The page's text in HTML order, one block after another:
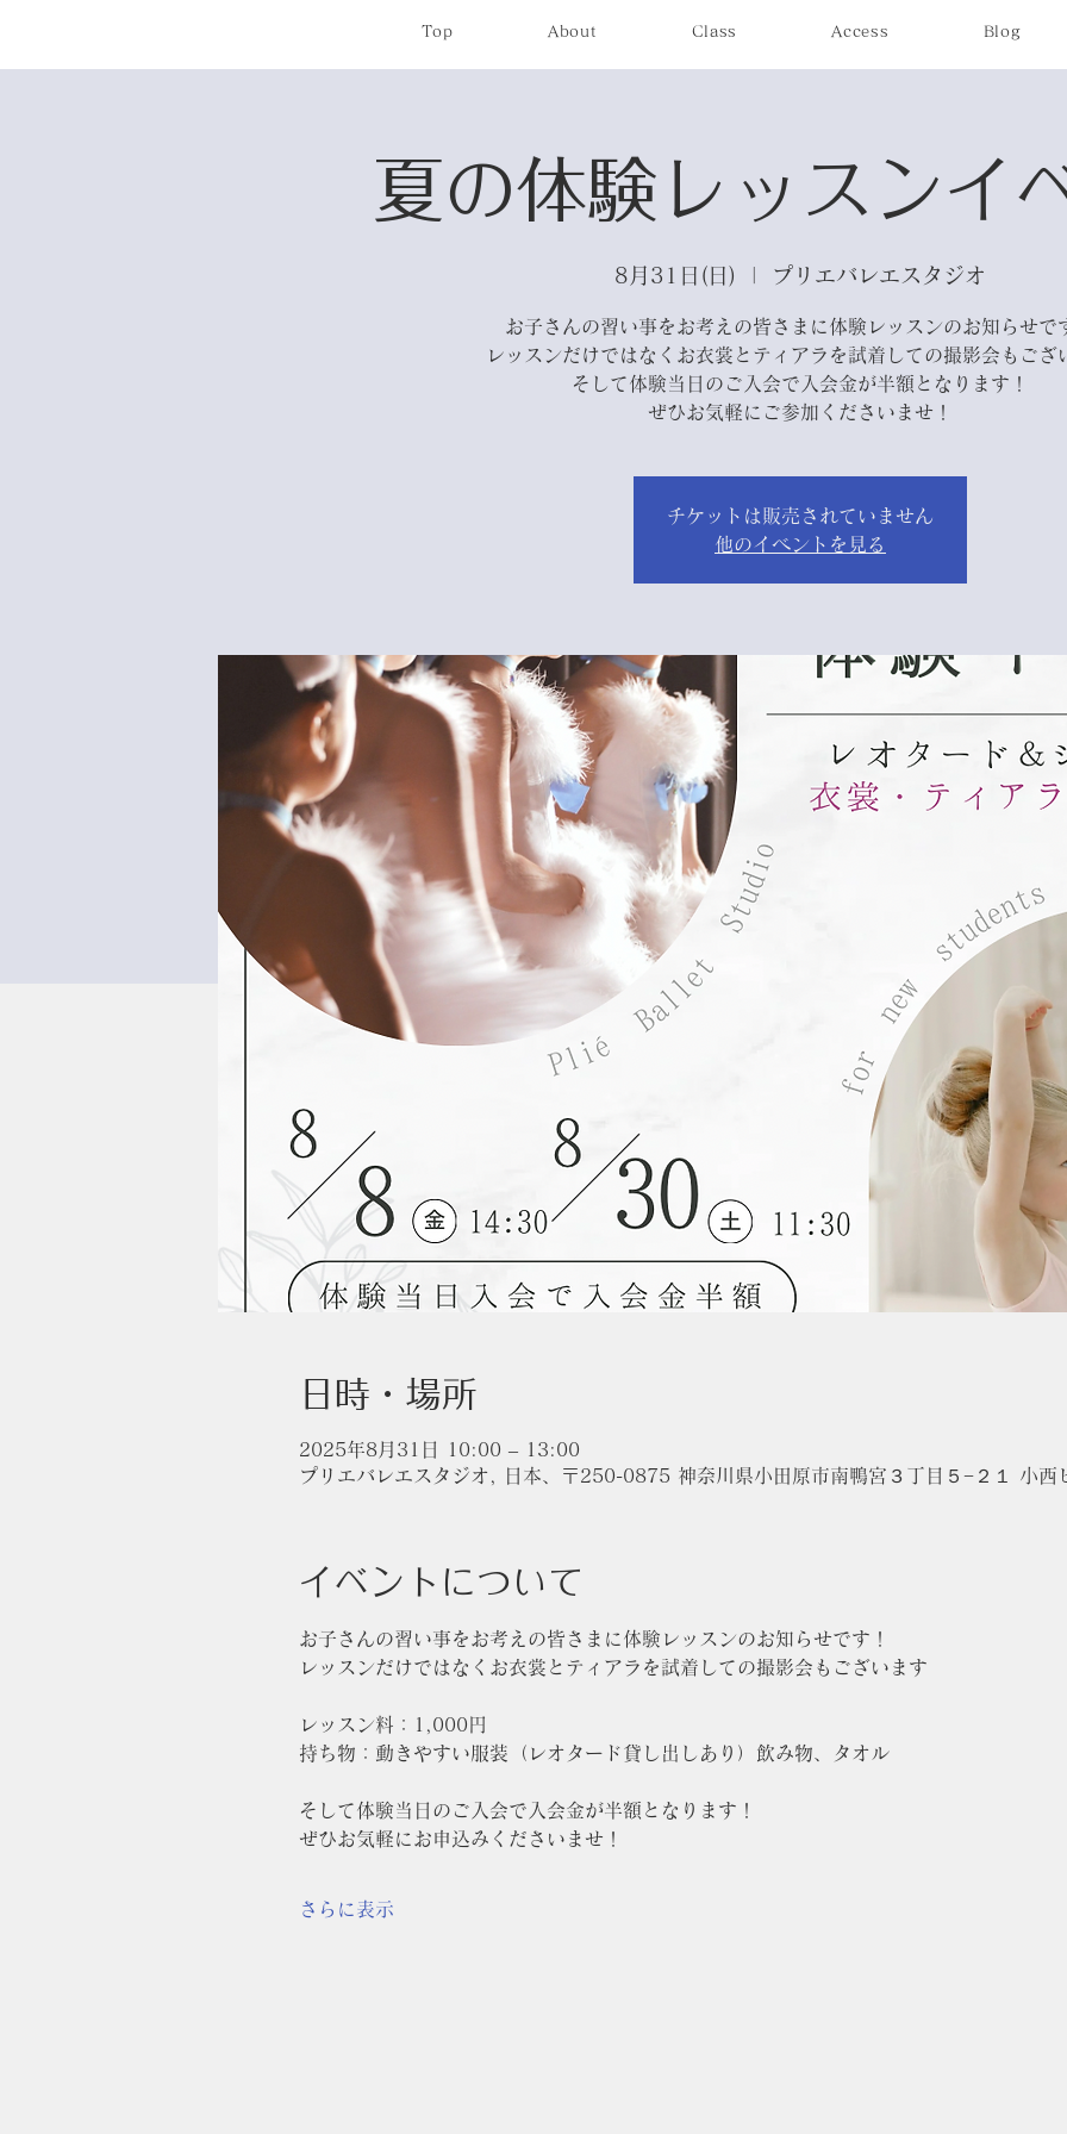
Top About Class Access Blog
夏の体験レッスンイ
8月31日(日) プリエバレエスタジオ
お子さんの習い事をお考えの皆さまに体験レッスンのお知らせで
レッスンだけではなくお衣裳とティアラを試着しての撮影会もござ
そして体験当日のご入会で入会金が半額となります！
ぜひお気軽にご参加くださいませ！
チケットは販売されていません
他のイベントを見る
日時・場所
2025年8月31日 10:00 – 13:00
プリエバレエスタジオ, 日本、〒250-0875 神奈川県小田原市南鴨宮３丁目５−２１ 小西
イベントについて
お子さんの習い事をお考えの皆さまに体験レッスンのお知らせです！
レッスンだけではなくお衣裳とティアラを試着しての撮影会もございます
レッスン料：1,000円
持ち物：動きやすい服装（レオタード貸し出しあり）飲み物、タオル
そして体験当日のご入会で入会金が半額となります！
ぜひお気軽にお申込みくださいませ！
さらに表示